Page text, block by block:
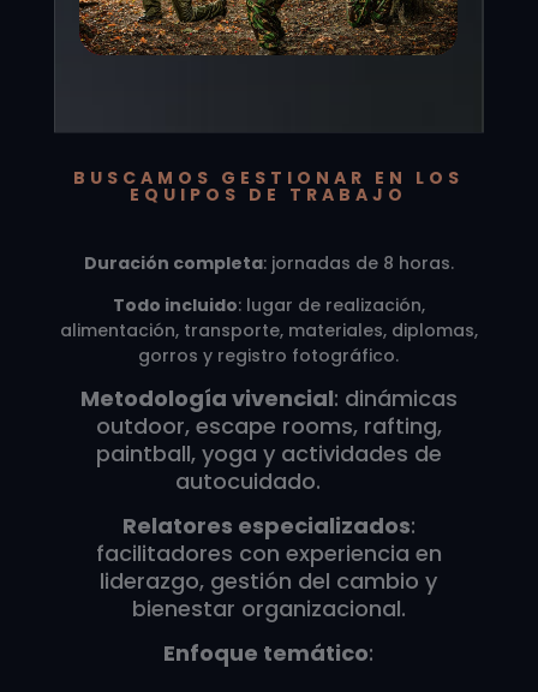
BUSCAMOS GESTIONAR EN LOS
EQUIPOS DE TRABAJO
Duración completa: jornadas de 8 horas.
Todo incluido: lugar de realización,
alimentación, transporte, materiales, diplomas,
gorros y registro fotográfico.
Metodología vivencial: dinámicas
outdoor, escape rooms, rafting,
paintball, yoga y actividades de
autocuidado.
Relatores especializados:
facilitadores con experiencia en
liderazgo, gestión del cambio y
bienestar organizacional.
Enfoque temático: